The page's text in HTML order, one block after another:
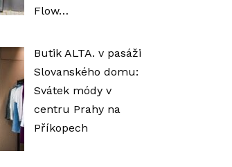
Flow…
Butik ALTA. v pasáži
Slovanského domu:
Svátek módy v
centru Prahy na
Příkopech